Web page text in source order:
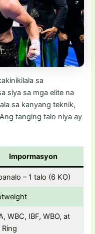
sa
siya sa mga elite na
sa kanyang teknik,
tanging talo niya ay
Impormasyon
– 1 talo (6 KO)
WBC, IBF, WBO, at